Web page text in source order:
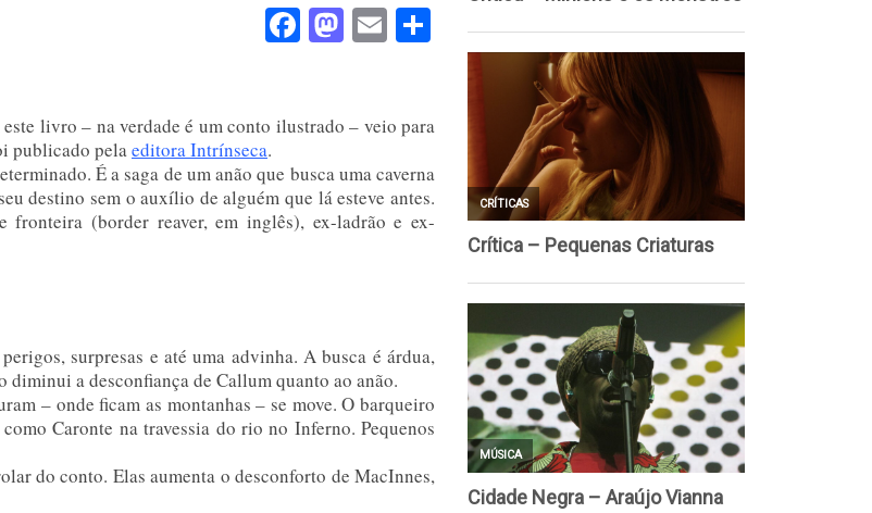
Facebook
Mastodon
EmailShare
livro – na verdade é um conto ilustrado – veio para
publicado pelaeditora Intrínseca.
É a saga de um anão que busca uma caverna
destino sem o auxílio de alguém que lá esteve antes.
fronteira (border reaver, em inglês), ex-ladrão e ex-
surpresas e até uma advinha. A busca é árdua,
diminui a desconfiança de Callum quanto ao anão.
– onde ficam as montanhas – se move. O barqueiro
Caronte na travessia do rio no Inferno. Pequenos
do conto. Elas aumenta o desconforto de MacInnes,